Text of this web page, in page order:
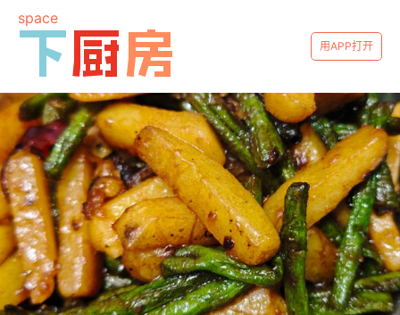
space
用APP打开